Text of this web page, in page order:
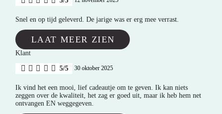
Snel en op tijd geleverd. De jarige was er erg mee verrast.
LAAT MEER ZIEN
Klant
5/5 30 oktober 2025
Ik vind het een mooi, lief cadeautje om te geven. Ik kan niets
zeggen over de kwaliteit, het zag er goed uit, maar ik heb hem net
ontvangen EN weggegeven.